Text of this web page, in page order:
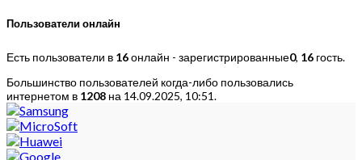
Пользователи онлайн
Есть пользователи в 16онлайн - зарегистрированные0, 16 гость.
Большинство пользователей когда-либо пользовались
интернетом в 1208 на 14.09.2025, 10:51.